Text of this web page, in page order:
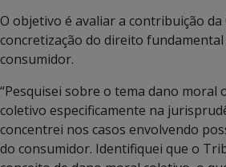
O objetivo é avaliar a contribuição da
concretização do direito fundamental
consumidor.
“Pesquisei sobre o tema dano moral
coletivo especificamente na
concentrei nos casos envolvendo
do consumidor. Identifiquei que o